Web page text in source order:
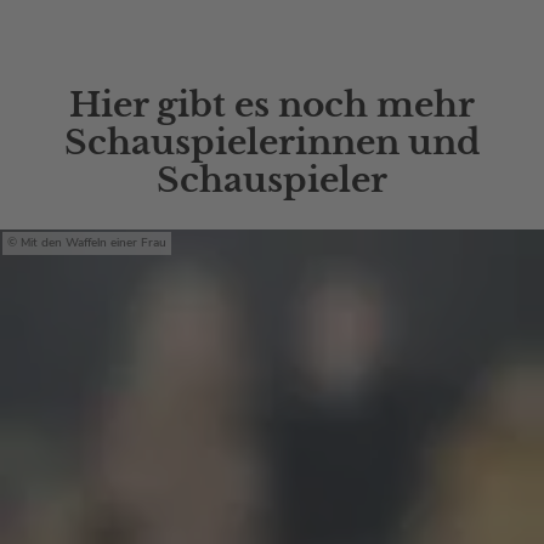
Hier gibt es noch mehr
Schauspielerinnen und
Schauspieler
Mit den Waffeln einer Frau